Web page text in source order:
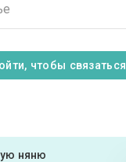
чтобы связаться
няню